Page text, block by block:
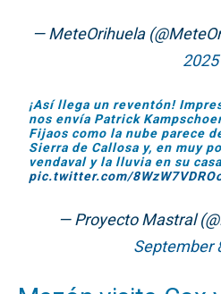
— MeteOrihuela
2025
¡Así llega un reventón!
nos envía Patrick
Fijaos como la nube parece
Sierra de Callosa y, en muy
vendaval y la lluvia en su
pic.twitter.com/
— Proyecto Mastral
September